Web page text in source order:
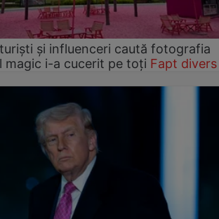
și influenceri caută fotografia
magic i-a cucerit pe toți Fapt divers